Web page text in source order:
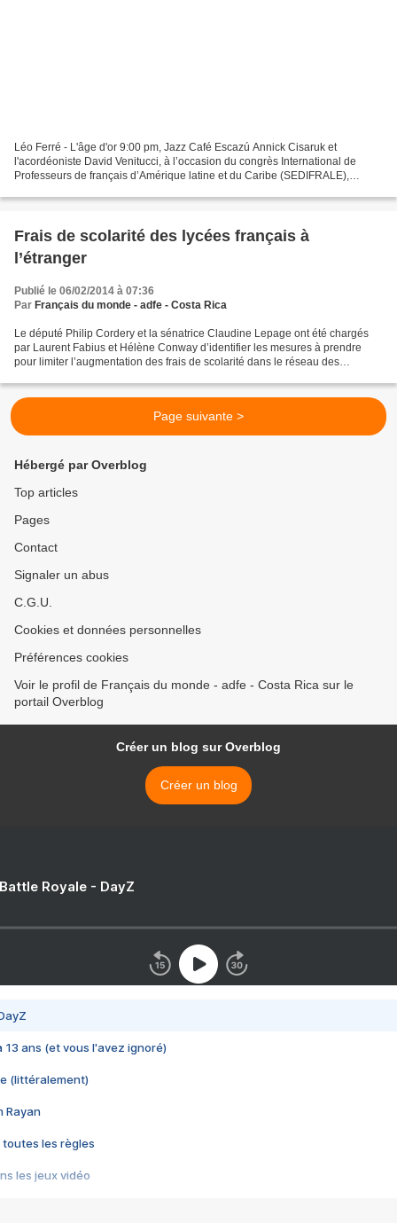
Léo Ferré - L'âge d'or 9:00 pm, Jazz Café Escazú Annick Cisaruk et
l'acordéoniste David Venitucci, à l’occasion du congrès International de
Professeurs de français d’Amérique latine et du Caribe (SEDIFRALE),
Frais de scolarité des lycées français à
l’étranger
Publié le 06/02/2014 à 07:36
Par Français du monde - adfe - Costa Rica
Le député Philip Cordery et la sénatrice Claudine Lepage ont été chargés
par Laurent Fabius et Hélène Conway d’identifier les mesures à prendre
pour limiter l’augmentation des frais de scolarité dans le réseau des
Page suivante >
Hébergé par Overblog
Top articles
Pages
Contact
Signaler un abus
C.G.U.
Cookies et données personnelles
Préférences cookies
Voir le profil de Français du monde - adfe - Costa Rica sur le
portail Overblog
Créer un blog sur Overblog
Créer un blog
Royale - DayZ
13 ans (et vous l'avez ignoré)
(littéralement)
Rayan
toutes les règles
les jeux vidéo